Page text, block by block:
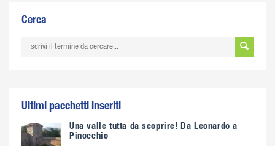
Cerca
Ultimi pacchetti inseriti
Una valle tutta da scoprire! Da Leonardo a
Pinocchio